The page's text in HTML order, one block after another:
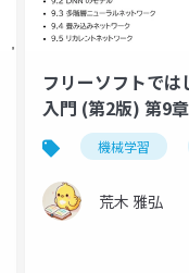
フリーソフトでは
入門 (第2版) 第9章
機械学習
荒木 雅弘